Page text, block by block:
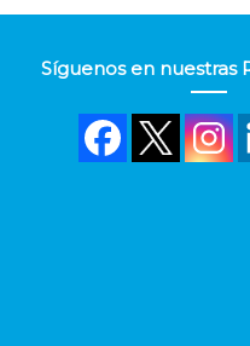
Síguenos en nuestras